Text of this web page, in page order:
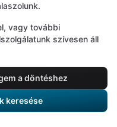
vagy további
szívesen áll
a döntéshez
keresése